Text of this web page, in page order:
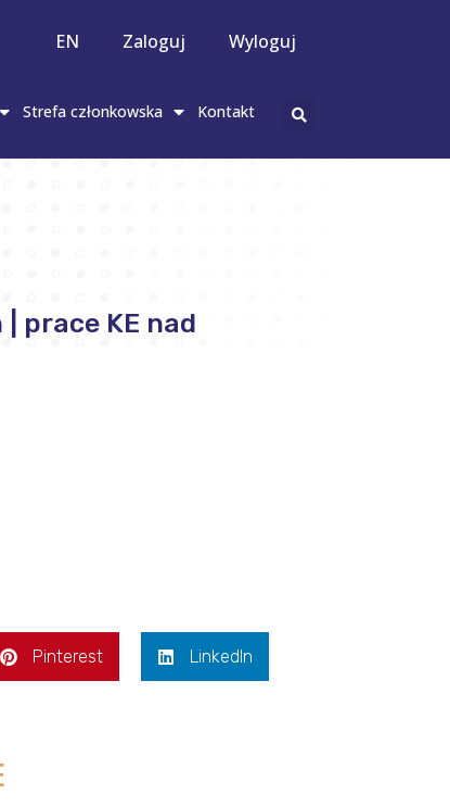
EN Zaloguj Wyloguj
Strefa członkowska Kontakt
prace KE nad
Pinterest LinkedIn